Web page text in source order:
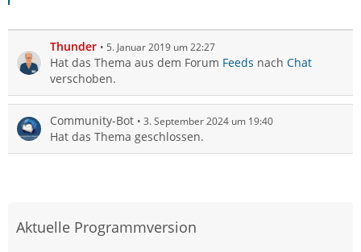
Thunder 5. Januar 2019 um 22:27
Hat das Thema aus dem Forum Feeds nach Chat
verschoben.
Community-Bot 3. September 2024 um 19:40
Hat das Thema geschlossen.
Aktuelle Programmversion